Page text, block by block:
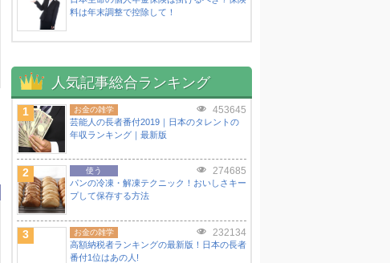
料は年末調整で控除して！
人気記事総合ランキング
1 お金の雑学 453645
芸能人の長者番付2019｜日本のタレントの
年収ランキング｜最新版
2 使う 274685
パンの冷凍・解凍テクニック！おいしさキー
プして保存する方法
3 お金の雑学 232134
高額納税者ランキングの最新版！日本の長者
番付1位はあの人!